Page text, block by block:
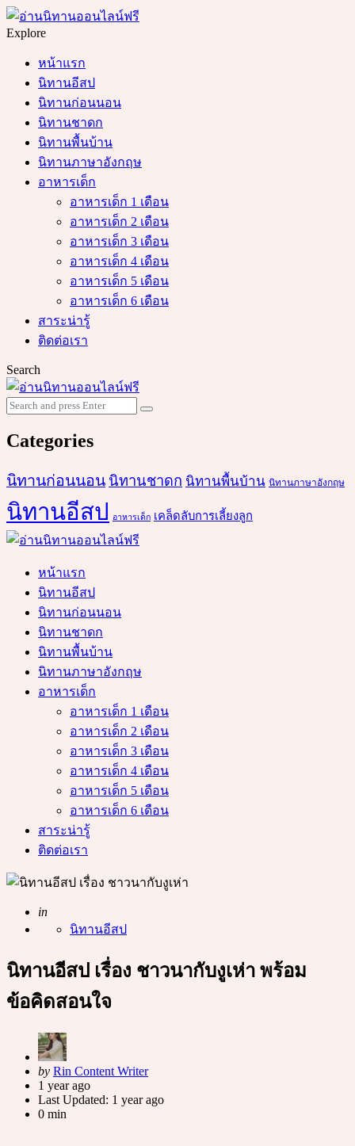
Menu
Search
Explore
หน้าแรก
นิทานอีสป
นิทานก่อนนอน
นิทานชาดก
นิทานพื้นบ้าน
นิทานภาษาอังกฤษ
อาหารเด็ก
อาหารเด็ก 1 เดือน
อาหารเด็ก 2 เดือน
อาหารเด็ก 3 เดือน
อาหารเด็ก 4 เดือน
อาหารเด็ก 5 เดือน
อาหารเด็ก 6 เดือน
สาระน่ารู้
ติดต่อเรา
Search
Search
for:
Search
Categories
นิทานก่อนนอน นิทานชาดก นิทานพื้นบ้าน นิทานภาษาอังกฤษ
นิทานอีสป อาหารเด็ก เคล็ดลับการเลี้ยงลูก
หน้าแรก
นิทานอีสป
นิทานก่อนนอน
นิทานชาดก
นิทานพื้นบ้าน
นิทานภาษาอังกฤษ
อาหารเด็ก
อาหารเด็ก 1 เดือน
อาหารเด็ก 2 เดือน
อาหารเด็ก 3 เดือน
อาหารเด็ก 4 เดือน
อาหารเด็ก 5 เดือน
อาหารเด็ก 6 เดือน
สาระน่ารู้
ติดต่อเรา
Posted
in
นิทานอีสป
นิทานอีสป เรื่อง ชาวนากับงูเห่า พร้อม
ข้อคิดสอนใจ
Posted
by
by Rin Content Writer
1 year ago
Last Updated: 1 year ago
0 min